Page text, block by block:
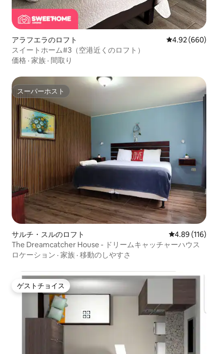
アラフエラのロフト レビュー660
4.92 (660)
スイートホーム#3（空港近くのロフト）
価格 · 家族 · 間取り
スーパーホスト
スーパーホスト
サルチ・スルのロフト レビュー116
4.89 (116)
The Dreamcatcher House - ドリームキャッチャーハウス
ロケーション · 家族 · 移動のしやすさ
ゲストチョイス
ゲストチョイス